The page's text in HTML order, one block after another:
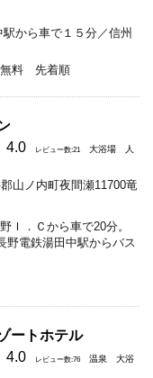
から車で１５分／信州
料 先着順
4.0 レビュー数:21 大浴場
人
山ノ内町夜間瀬11700竜
Ｉ．Ｃから車で20分。
野電鉄湯田中駅からバス
ートホテル
4.0 レビュー数:76 温泉
大浴